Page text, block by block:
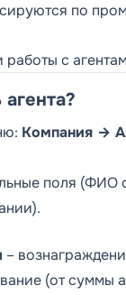
по
с
Компания →
поля (ФИО
–
(от суммы